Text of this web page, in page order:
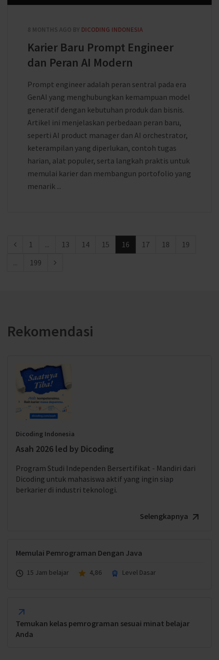
8 MONTHS AGO BY DICODING INDONESIA
Karier Baru Prompt Engineer
dan Peran AI Modern
Prompt engineer adalah peran sentral pada era
GenAI yang menghubungkan kemampuan model
generatif dengan kebutuhan produk dan bisnis.
Artikel ini menjelaskan perbedaan peran baru,
seperti AI product manager dan AI orchestrator,
keterampilan yang diperlukan, contoh tugas
harian, alat populer, serta langkah praktis untuk
memulai karier dan membangun portofolio yang
menarik ...
1 ... 13 14 15 16 17 18
19
...
199
Rekomendasi
Dicoding Indonesia
Asah 2026 led by Dicoding
Program Studi Independen Bersertifikat - Mandiri dari
Dicoding untuk mahasiswa aktif yang ingin siap
berkarier di industri teknologi.
Selengkapnya
Memulai Pemrograman Dengan Java
15 Jam belajar 4,86 Level Dasar
Temukan kelas pemrograman sesuai minat belajar
Anda